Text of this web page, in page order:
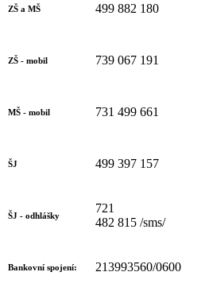
ZŠ a MŠ 499 882 180
ZŠ - mobil 739 067 191
MŠ - mobil 731 499 661
ŠJ 499 397 157
ŠJ - odhlášky
721
482 815 /sms/
Bankovní spojení: 213993560/0600